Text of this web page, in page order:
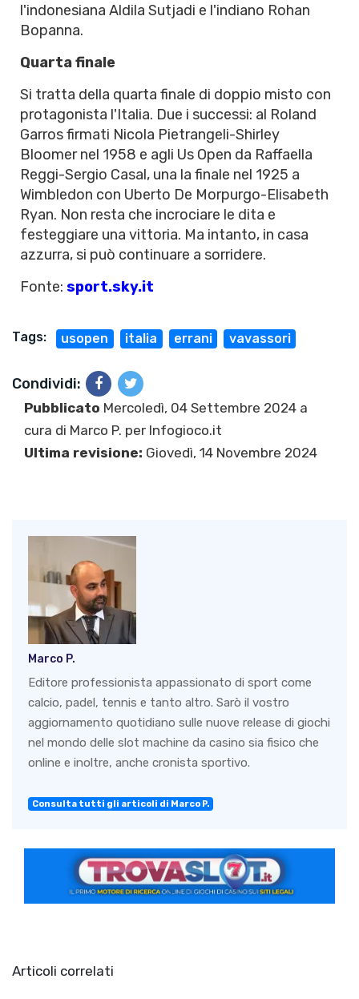
l'indonesiana Aldila Sutjadi e l'indiano Rohan
Bopanna.
Quarta finale
Si tratta della quarta finale di doppio misto con
protagonista l'Italia. Due i successi: al Roland
Garros firmati Nicola Pietrangeli-Shirley
Bloomer nel 1958 e agli Us Open da Raffaella
Reggi-Sergio Casal, una la finale nel 1925 a
Wimbledon con Uberto De Morpurgo-Elisabeth
Ryan. Non resta che incrociare le dita e
festeggiare una vittoria. Ma intanto, in casa
azzurra, si può continuare a sorridere.
Fonte: sport.sky.it
Tags: usopen italia errani vavassori
Condividi:
Pubblicato Mercoledì, 04 Settembre 2024 a
cura di Marco P. per Infogioco.it
Ultima revisione: Giovedì, 14 Novembre 2024
Marco P.
Editore professionista appassionato di sport come
calcio, padel, tennis e tanto altro. Sarò il vostro
aggiornamento quotidiano sulle nuove release di giochi
nel mondo delle slot machine da casino sia fisico che
online e inoltre, anche cronista sportivo.
Consulta tutti gli articoli di Marco P.
Articoli correlati